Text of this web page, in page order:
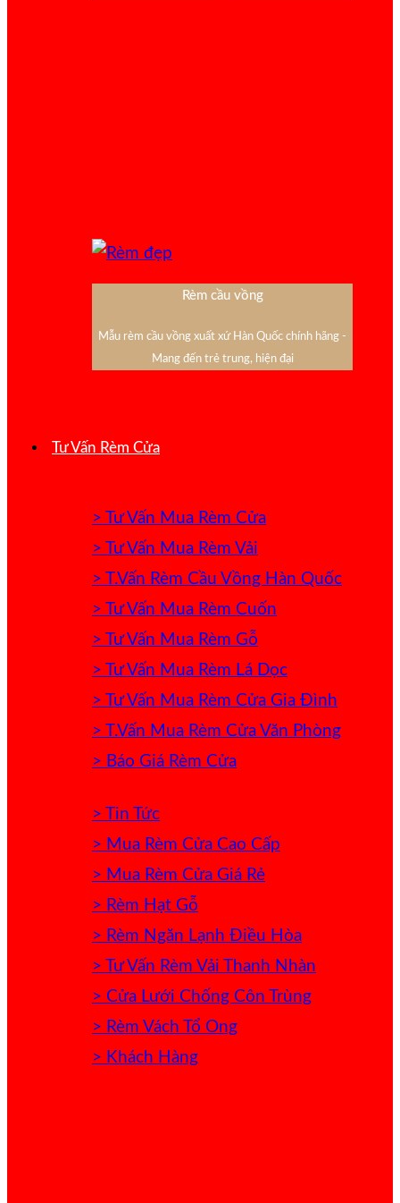
Rèm cầu vồng
Mẫu rèm cầu vồng xuất xứ Hàn Quốc chính hãng -
Mang đến trẻ trung, hiện đại
Tư Vấn Rèm Cửa
> Tư Vấn Mua Rèm Cửa
> Tư Vấn Mua Rèm Vải
> T.Vấn Rèm Cầu Vồng Hàn Quốc
> Tư Vấn Mua Rèm Cuốn
> Tư Vấn Mua Rèm Gỗ
> Tư Vấn Mua Rèm Lá Dọc
> Tư Vấn Mua Rèm Cửa Gia Đình
> T.Vấn Mua Rèm Cửa Văn Phòng
> Báo Giá Rèm Cửa
> Tin Tức
> Mua Rèm Cửa Cao Cấp
> Mua Rèm Cửa Giá Rẻ
> Rèm Hạt Gỗ
> Rèm Ngăn Lạnh Điều Hòa
> Tư Vấn Rèm Vải Thanh Nhàn
> Cửa Lưới Chống Côn Trùng
> Rèm Vách Tổ Ong
> Khách Hàng